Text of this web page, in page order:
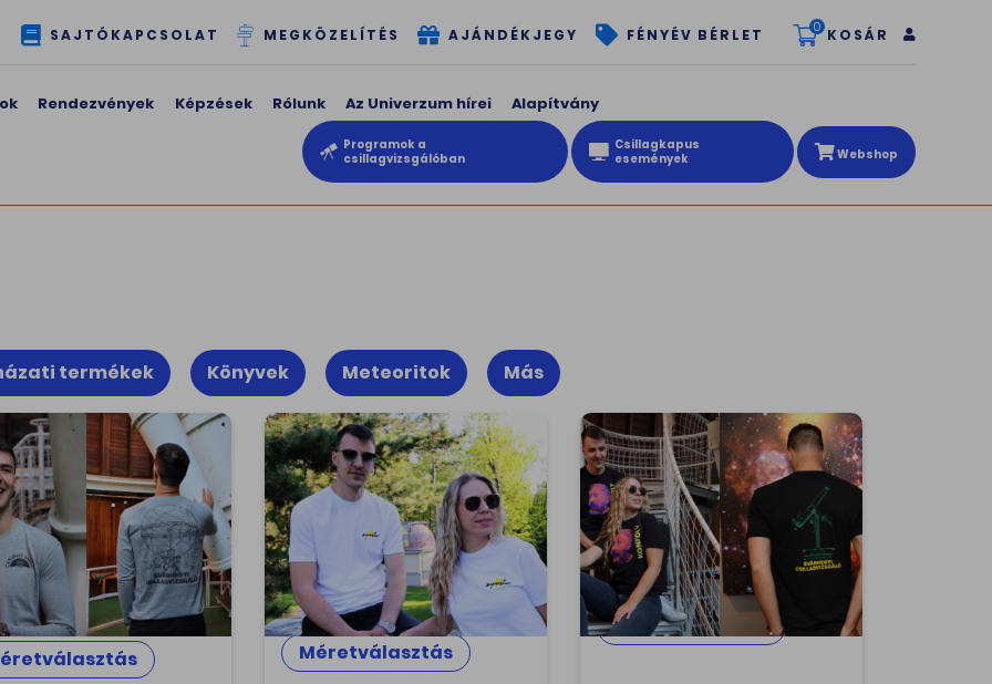
SAJTÓKAPCSOLAT MEGKÖZELÍTÉS AJÁNDÉKJEGY FÉNYÉV BÉRLET 0 KOSÁR
Rendezvények Képzések Rólunk Az Univerzum hírei Alapítvány
Programok a
csillagvizsgálóban
Csillagkapus
események
Webshop
termékek Könyvek Meteoritok Más
szféra -
hosszú ujjú
hosszú ujjú - Egyedi
magas minőség!
a tudományt, viseld
büszkén a Svábhegyi
'Armi' modelljét!
Hímzett póló -
Superstar
Star you are! Egyedi tervezés,
magas minőség! Támogasd a
tudományt, viseld magadon
büszkén a Svábhegyi
Csillagvizsgáló 'Superstar'
modelljét!
Méretválasztás
Hipszter póló
Konkoly - hipszter póló Egyedi
tervezés, magas minőség!
Támogasd a tudományt, viseld
magadon büszkén a Svábhegyi
Csillagvizsgáló 'Konkoly'
modelljét!
Méretválasztás